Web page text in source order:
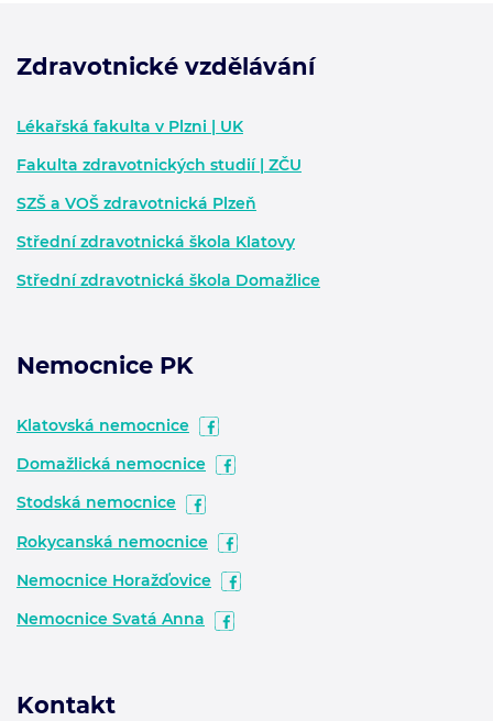
Zdravotnické vzdělávání
Lékařská fakulta v Plzni | UK
Fakulta zdravotnických studií | ZČU
SZŠ a VOŠ zdravotnická Plzeň
Střední zdravotnická škola Klatovy
Střední zdravotnická škola Domažlice
Nemocnice PK
Klatovská nemocnice
Domažlická nemocnice
Stodská nemocnice
Rokycanská nemocnice
Nemocnice Horažďovice
Nemocnice Svatá Anna
Kontakt